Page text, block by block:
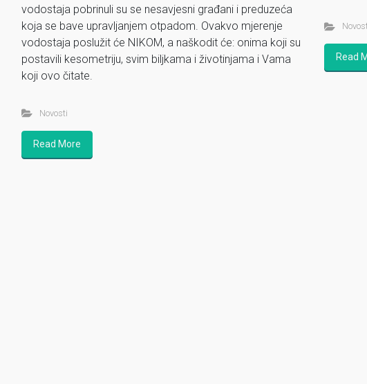
vodostaja pobrinuli su se nesavjesni građani i preduzeća
koja se bave upravljanjem otpadom. Ovakvo mjerenje
vodostaja poslužit će NIKOM, a naškodit će: onima koji su
postavili kesometriju, svim biljkama i životinjama i Vama
koji ovo čitate.
Novosti
Read More
Read